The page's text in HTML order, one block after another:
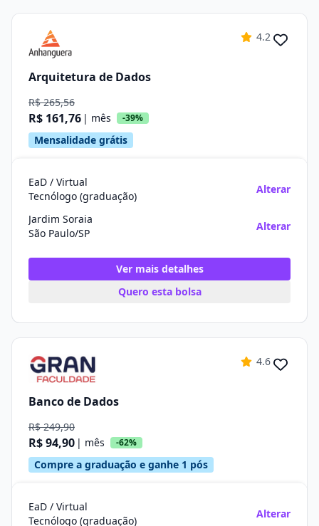
4.2
Arquitetura de Dados
R$ 265,56
R$ 161,76 | mês -39%
Mensalidade grátis
EaD / Virtual
Tecnólogo (graduação)
Alterar
Jardim Soraia
São Paulo/SP
Alterar
Ver mais detalhes
Quero esta bolsa
4.6
Banco de Dados
R$ 249,90
R$ 94,90 | mês -62%
Compre a graduação e ganhe 1 pós
EaD / Virtual
Tecnólogo (graduação)
Alterar